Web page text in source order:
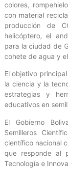
colores,
con material
producción de
helicóptero, el
para la ciudad de
cohete de agua y
El objetivo
la ciencia y la
estrategias y
educativos en
El Gobierno
Semilleros
científico nacional
que responde al
Tecnología e